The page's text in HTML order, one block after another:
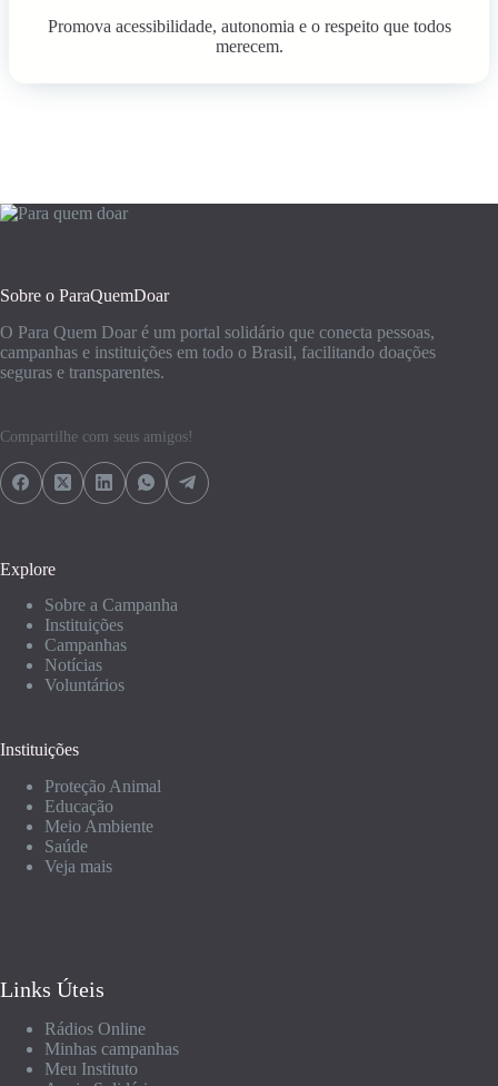
Promova acessibilidade, autonomia e o respeito que todos
merecem.
Sobre o ParaQuemDoar
O Para Quem Doar é um portal solidário que conecta pessoas,
campanhas e instituições em todo o Brasil, facilitando doações
seguras e transparentes.
Compartilhe com seus amigos!
Explore
Sobre a Campanha
Instituições
Campanhas
Notícias
Voluntários
Instituições
Proteção Animal
Educação
Meio Ambiente
Saúde
Veja mais
Links Úteis
Rádios Online
Minhas campanhas
Meu Instituto